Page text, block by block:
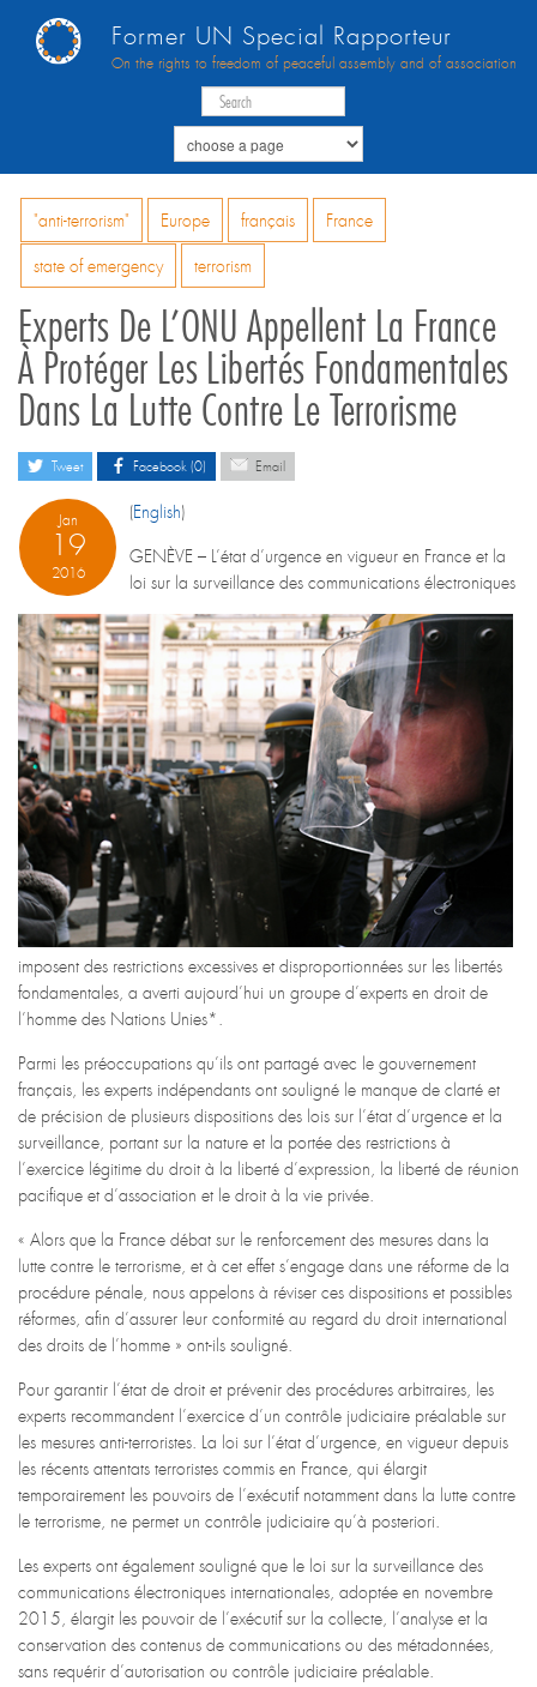
Former UN Special Rapporteur
On the rights to freedom of peaceful assembly and of association
"anti-terrorism" Europe français France
state of emergency terrorism
Experts De L’ONU Appellent La France
À Protéger Les Libertés Fondamentales
Dans La Lutte Contre Le Terrorisme
Tweet Facebook (0) Email
Jan
19
2016
(English)
GENÈVE – L’état d’urgence en vigueur en France et la
loi sur la surveillance des communications électroniques
imposent des restrictions excessives et disproportionnées sur les libertés
fondamentales, a averti aujourd’hui un groupe d’experts en droit de
l’homme des Nations Unies*.
Parmi les préoccupations qu’ils ont partagé avec le gouvernement
français, les experts indépendants ont souligné le manque de clarté et
de précision de plusieurs dispositions des lois sur l’état d’urgence et la
surveillance, portant sur la nature et la portée des restrictions à
l’exercice légitime du droit à la liberté d’expression, la liberté de réunion
pacifique et d’association et le droit à la vie privée.
« Alors que la France débat sur le renforcement des mesures dans la
lutte contre le terrorisme, et à cet effet s’engage dans une réforme de la
procédure pénale, nous appelons à réviser ces dispositions et possibles
réformes, afin d’assurer leur conformité au regard du droit international
des droits de l’homme » ont-ils souligné.
Pour garantir l’état de droit et prévenir des procédures arbitraires, les
experts recommandent l’exercice d’un contrôle judiciaire préalable sur
les mesures anti-terroristes. La loi sur l’état d’urgence, en vigueur depuis
les récents attentats terroristes commis en France, qui élargit
temporairement les pouvoirs de l’exécutif notamment dans la lutte contre
le terrorisme, ne permet un contrôle judiciaire qu’à posteriori.
Les experts ont également souligné que le loi sur la surveillance des
communications électroniques internationales, adoptée en novembre
2015, élargit les pouvoir de l’exécutif sur la collecte, l’analyse et la
conservation des contenus de communications ou des métadonnées,
sans requérir d’autorisation ou contrôle judiciaire préalable.